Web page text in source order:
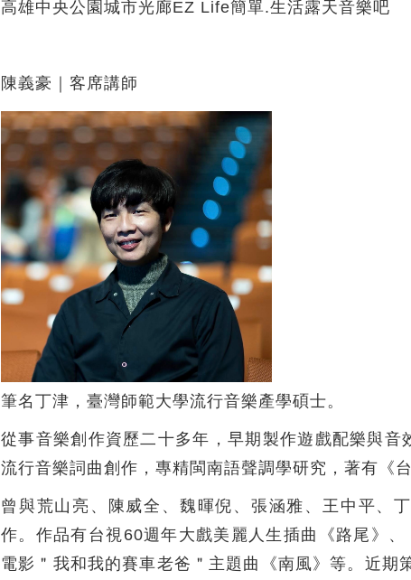
高雄中央公園城市光廊EZ Life簡單.生活露天音樂吧
陳義豪｜客席講師
筆名丁津，臺灣師範大學流行音樂產學碩士。
從事音樂創作資歷二十多年，早期製作遊戲配樂與
流行音樂詞曲創作，專精閩南語聲調學研究，著有《
曾與荒山亮、陳威全、魏暉倪、張涵雅、王中平、
作。作品有台視60週年大戲美麗人生插曲《路尾》
電影＂我和我的賽車老爸＂主題曲《南風》等。近